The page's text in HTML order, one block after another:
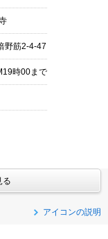
野筋2-4-47
時00まで
る
アイコンの説明